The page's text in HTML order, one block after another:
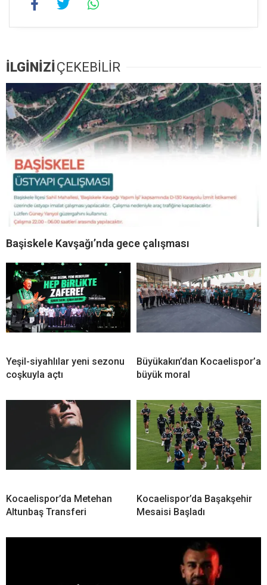
İLGİNİZİÇEKEBİLİR
Başiskele Kavşağı’nda gece çalışması
Yeşil-siyahlılar yeni sezonu
coşkuyla açtı
Büyükakın’dan Kocaelispor’a
büyük moral
Kocaelispor’da Metehan
Altunbaş Transferi
Kocaelispor’da Başakşehir
Mesaisi Başladı